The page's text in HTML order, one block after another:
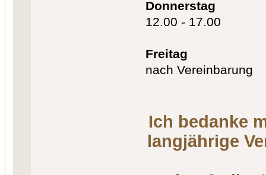
Donnerstag
12.00 - 17.00
Freitag
nach Vereinbarung
Ich bedanke
langjährige